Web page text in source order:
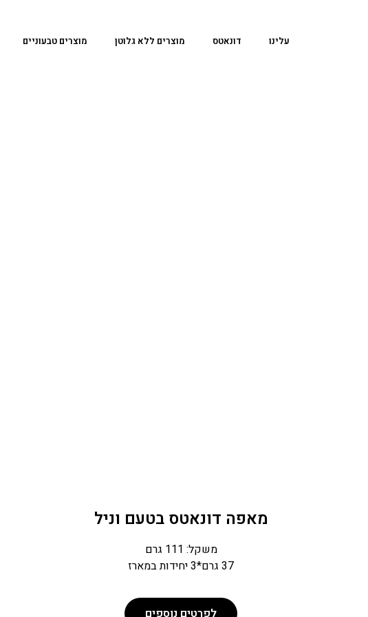
עלינו דונאטס מוצרים ללא גלוטן מוצרים טבעוניים
מאפה דונאטס בטעם וניל
משקל: 111 גרם
37 גרם*3 יחידות במארז